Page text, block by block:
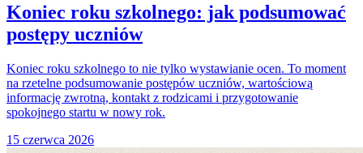
Koniec roku szkolnego: jak podsumować
postępy uczniów
Koniec roku szkolnego to nie tylko wystawianie ocen. To moment
na rzetelne podsumowanie postępów uczniów, wartościową
informację zwrotną, kontakt z rodzicami i przygotowanie
spokojnego startu w nowy rok.
15 czerwca 2026